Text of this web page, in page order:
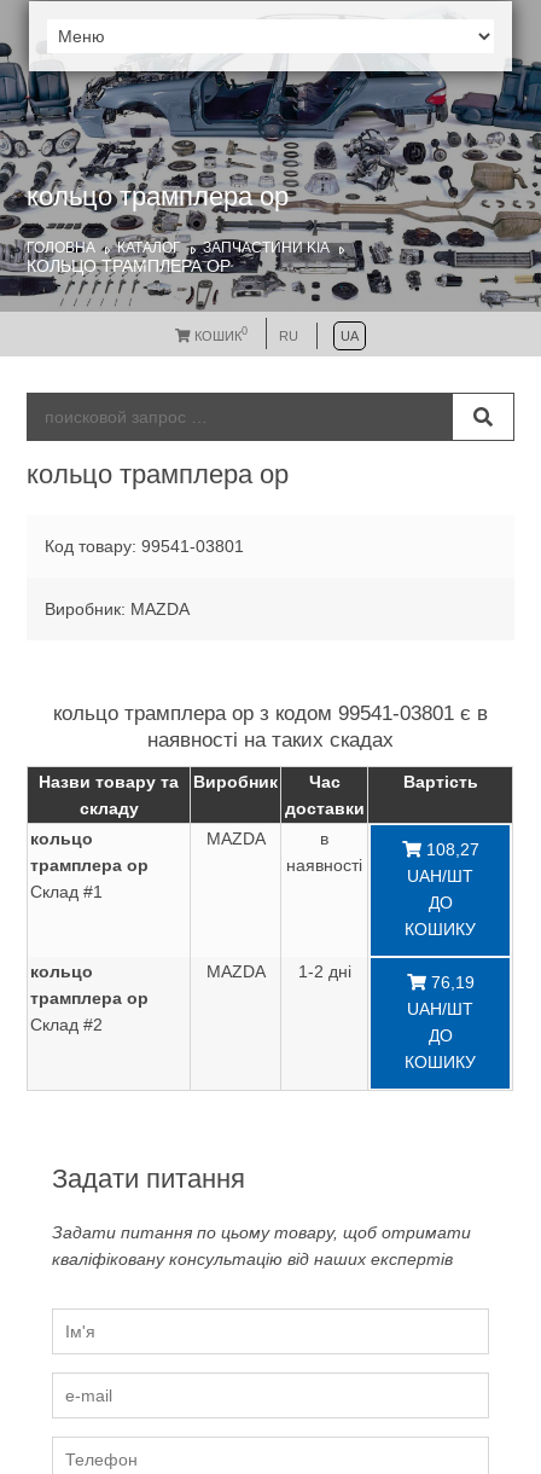
кольцо трамплера ор
ГОЛОВНА КАТАЛОГ ЗАПЧАСТИНИ KIA
КОЛЬЦО ТРАМПЛЕРА ОР
КОШИК0 RU UA
кольцо трамплера ор
Код товару: 99541-03801
Виробник: MAZDA
кольцо трамплера ор з кодом 99541-03801 є в
наявності на таких скадах
Назви товару та
складу
Виробник
Час
доставки
Вартість
кольцо
трамплера ор
Склад #1
MAZDA
в
наявності
108,27
UAH/ШТ
ДО
КОШИКУ
кольцо
трамплера ор
Склад #2
MAZDA 1-2 дні
76,19
UAH/ШТ
ДО
КОШИКУ
Задати питання
Задати питання по цьому товару, щоб отримати
кваліфіковану консультацію від наших експертів